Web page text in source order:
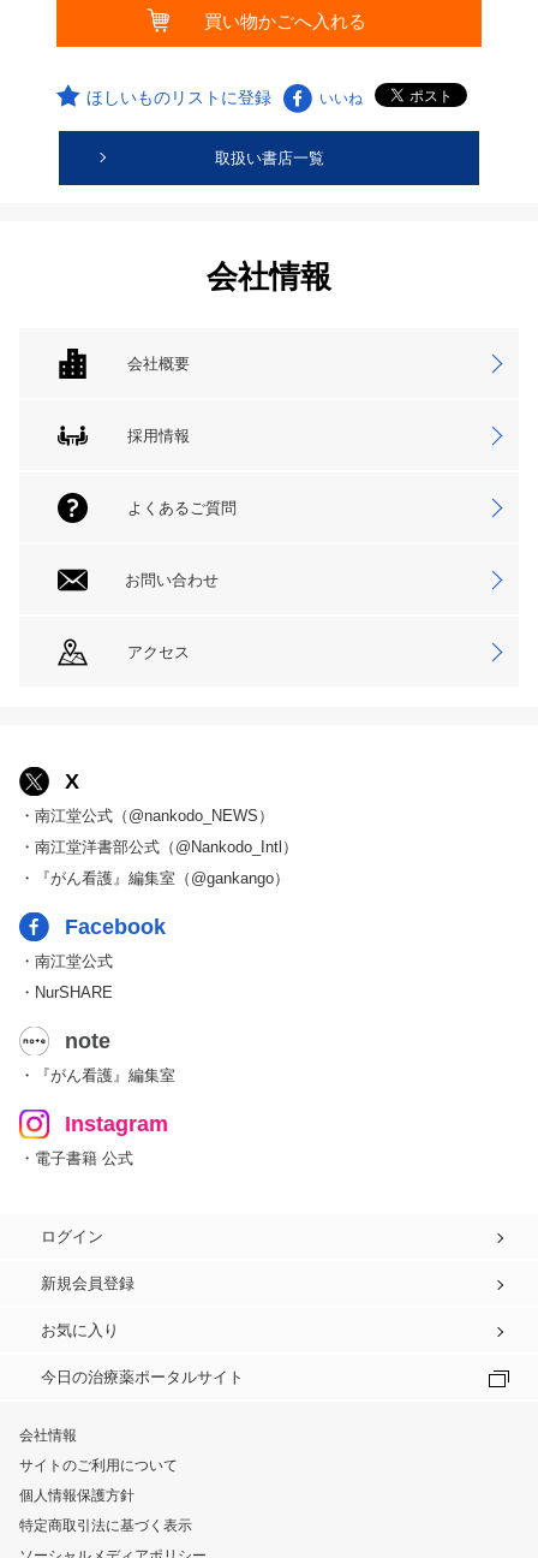
ほしいものリストに登録 いいね
取扱い書店一覧
会社情報
会社概要
採用情報
よくあるご質問
お問い合わせ
アクセス
X
・南江堂公式（@nankodo_NEWS）
・南江堂洋書部公式（@Nankodo_Intl）
・『がん看護』編集室（@gankango）
Facebook
・南江堂公式
・NurSHARE
note
・『がん看護』編集室
Instagram
・電子書籍 公式
ログイン
新規会員登録
お気に入り
今日の治療薬ポータルサイト
会社情報
サイトのご利用について
個人情報保護方針
特定商取引法に基づく表示